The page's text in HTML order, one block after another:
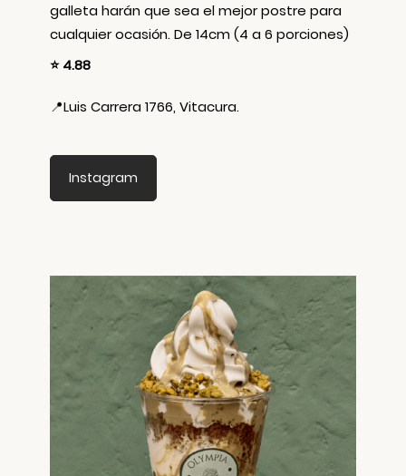
galleta harán que sea el mejor postre para
cualquier ocasión. De 14cm (4 a 6 porciones)
⭐ 4.88
📍Luis Carrera 1766, Vitacura.
Instagram